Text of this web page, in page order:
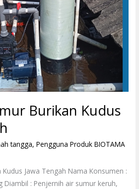
Burikan Kudus
tangga,Pengguna Produk BIOTAMA
Kudus Jawa Tengah Nama Konsumen :
Diambil : Penjernih air sumur keruh,